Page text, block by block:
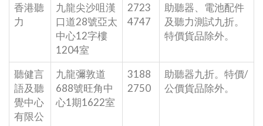
香港聽
力
九龍尖沙咀漢
口道28號亞太
中心12字樓
1204室
2723
4747
助聽器、電池配件
及聽力測試九折。
特價貨品除外。
聽健言
語及聽
覺中心
有限公
九龍彌敦道
688號旺角中
心1期1622室
3188
2750
助聽器九折。特價/
公價貨品除外。